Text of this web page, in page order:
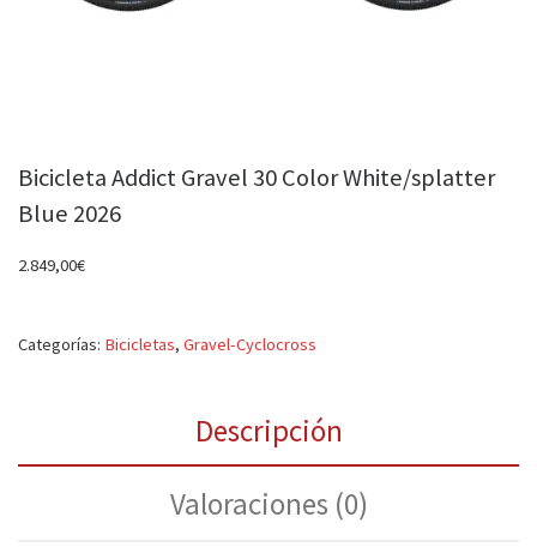
Bicicleta Addict Gravel 30 Color White/splatter
Blue 2026
2.849,00€
Categorías: Bicicletas, Gravel-Cyclocross
Descripción
Valoraciones (0)